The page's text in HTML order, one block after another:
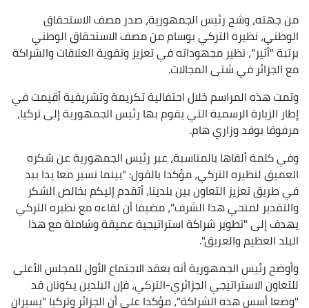
من جهته، وشح رئيس الجمهورية، صدر مصف الاستحقاق
الوطني، نظيره التركي بوسام من مصف الاستحقاق الوطني
برتبة "أثير"، نظير مجهوداته في تعزيز وتقوية العلاقات والشراكة
مع الجزائر في شتى المجالات.
وتمت هذه المراسم خلال احتفالية تكريمة وتشريفية أقيمت في
إطار الزيارة الرسمية التي يقوم بها رئيس الجمهورية إلى تركيا،
مرفوقا بوفد وزاري هام.
وفي كلمة ألقاها بالمناسبة، عبر رئيس الجمهورية عن شكره
العميق لنظيره التركي، مؤكدا بالقول: "بينما نسير معا يدا بيد
في طريق تعزيز التعاون بين بلدينا، أتقدم إليكم بخالص الشكر
والتقدير لمنحي هذا الشرف"، مضيفا أن لقاءه مع نظيره التركي
يهدف إلى "تطوير شراكة استراتيجية عميقة وشاملة مع هذا
البلد العظيم والعريق".
وأوضح رئيس الجمهورية أنه بعقد الاجتماع الأول للمجلس الأعلى
للتعاون الاستراتيجي الجزائري-التركي، فإن البلدين يكونان قد
"وضعا أسس هذه الشراكة"، مؤكدا على أن الجزائر وتركيا "يسيران